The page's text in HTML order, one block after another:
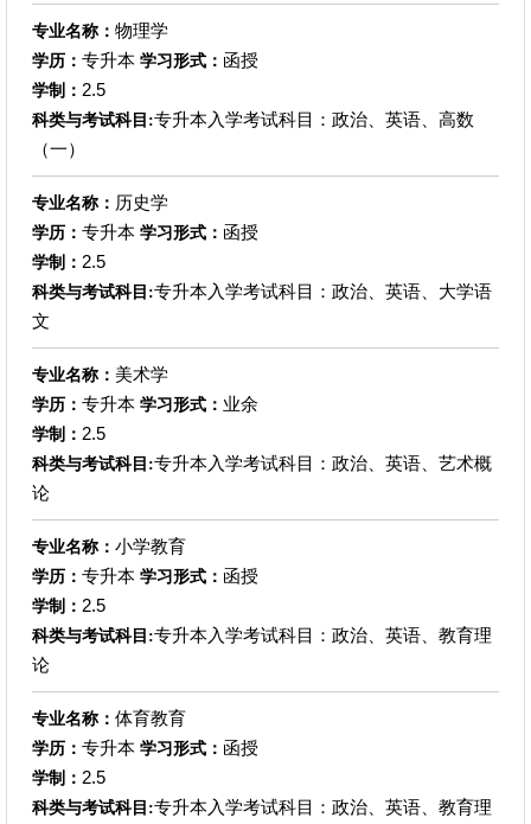
专业名称： 物理学
学历： 专升本 学习形式： 函授
学制： 2.5
科类与考试科目:专升本入学考试科目：政治、英语、高数
（一）
专业名称： 历史学
学历： 专升本 学习形式： 函授
学制： 2.5
科类与考试科目:专升本入学考试科目：政治、英语、大学语
文
专业名称： 美术学
学历： 专升本 学习形式： 业余
学制： 2.5
科类与考试科目:专升本入学考试科目：政治、英语、艺术概
论
专业名称： 小学教育
学历： 专升本 学习形式： 函授
学制： 2.5
科类与考试科目:专升本入学考试科目：政治、英语、教育理
论
专业名称： 体育教育
学历： 专升本 学习形式： 函授
学制： 2.5
科类与考试科目:专升本入学考试科目：政治、英语、教育理